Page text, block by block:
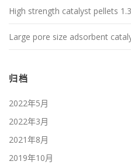
High strength catalyst pellets
Large pore size adsorbent
归档
2022年5月
2022年3月
2021年8月
2019年10月